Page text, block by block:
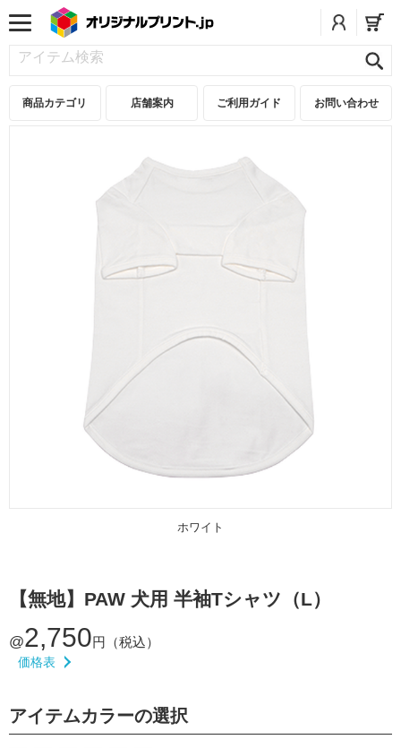
商品カテゴリ 店舗案内 ご利用ガイド お問い合わせ
ホワイト
【無地】PAW 犬用 半袖Tシャツ（L）
@2,750円（税込）
価格表
アイテムカラーの選択